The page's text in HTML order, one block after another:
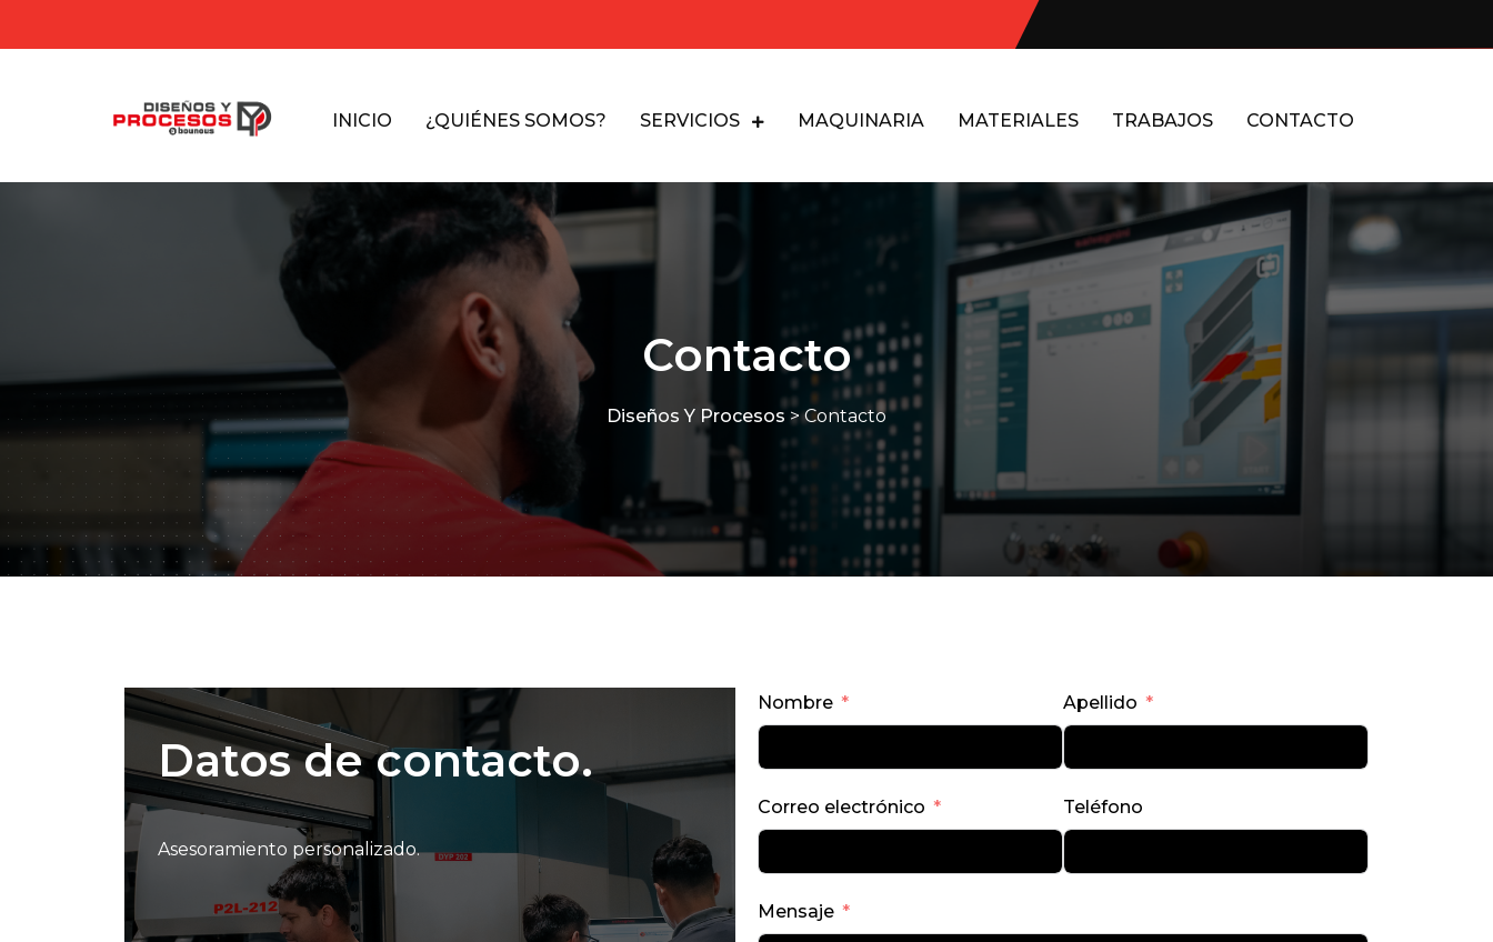
INICIO ¿QUIÉNES SOMOS? SERVICIOS MAQUINARIA MATERIALES TRABAJOS CONTACTO
Contacto
Diseños Y Procesos >Contacto
Datos de contacto.
Asesoramiento personalizado.
Nombre Apellido
Correo electrónico Teléfono
Mensaje